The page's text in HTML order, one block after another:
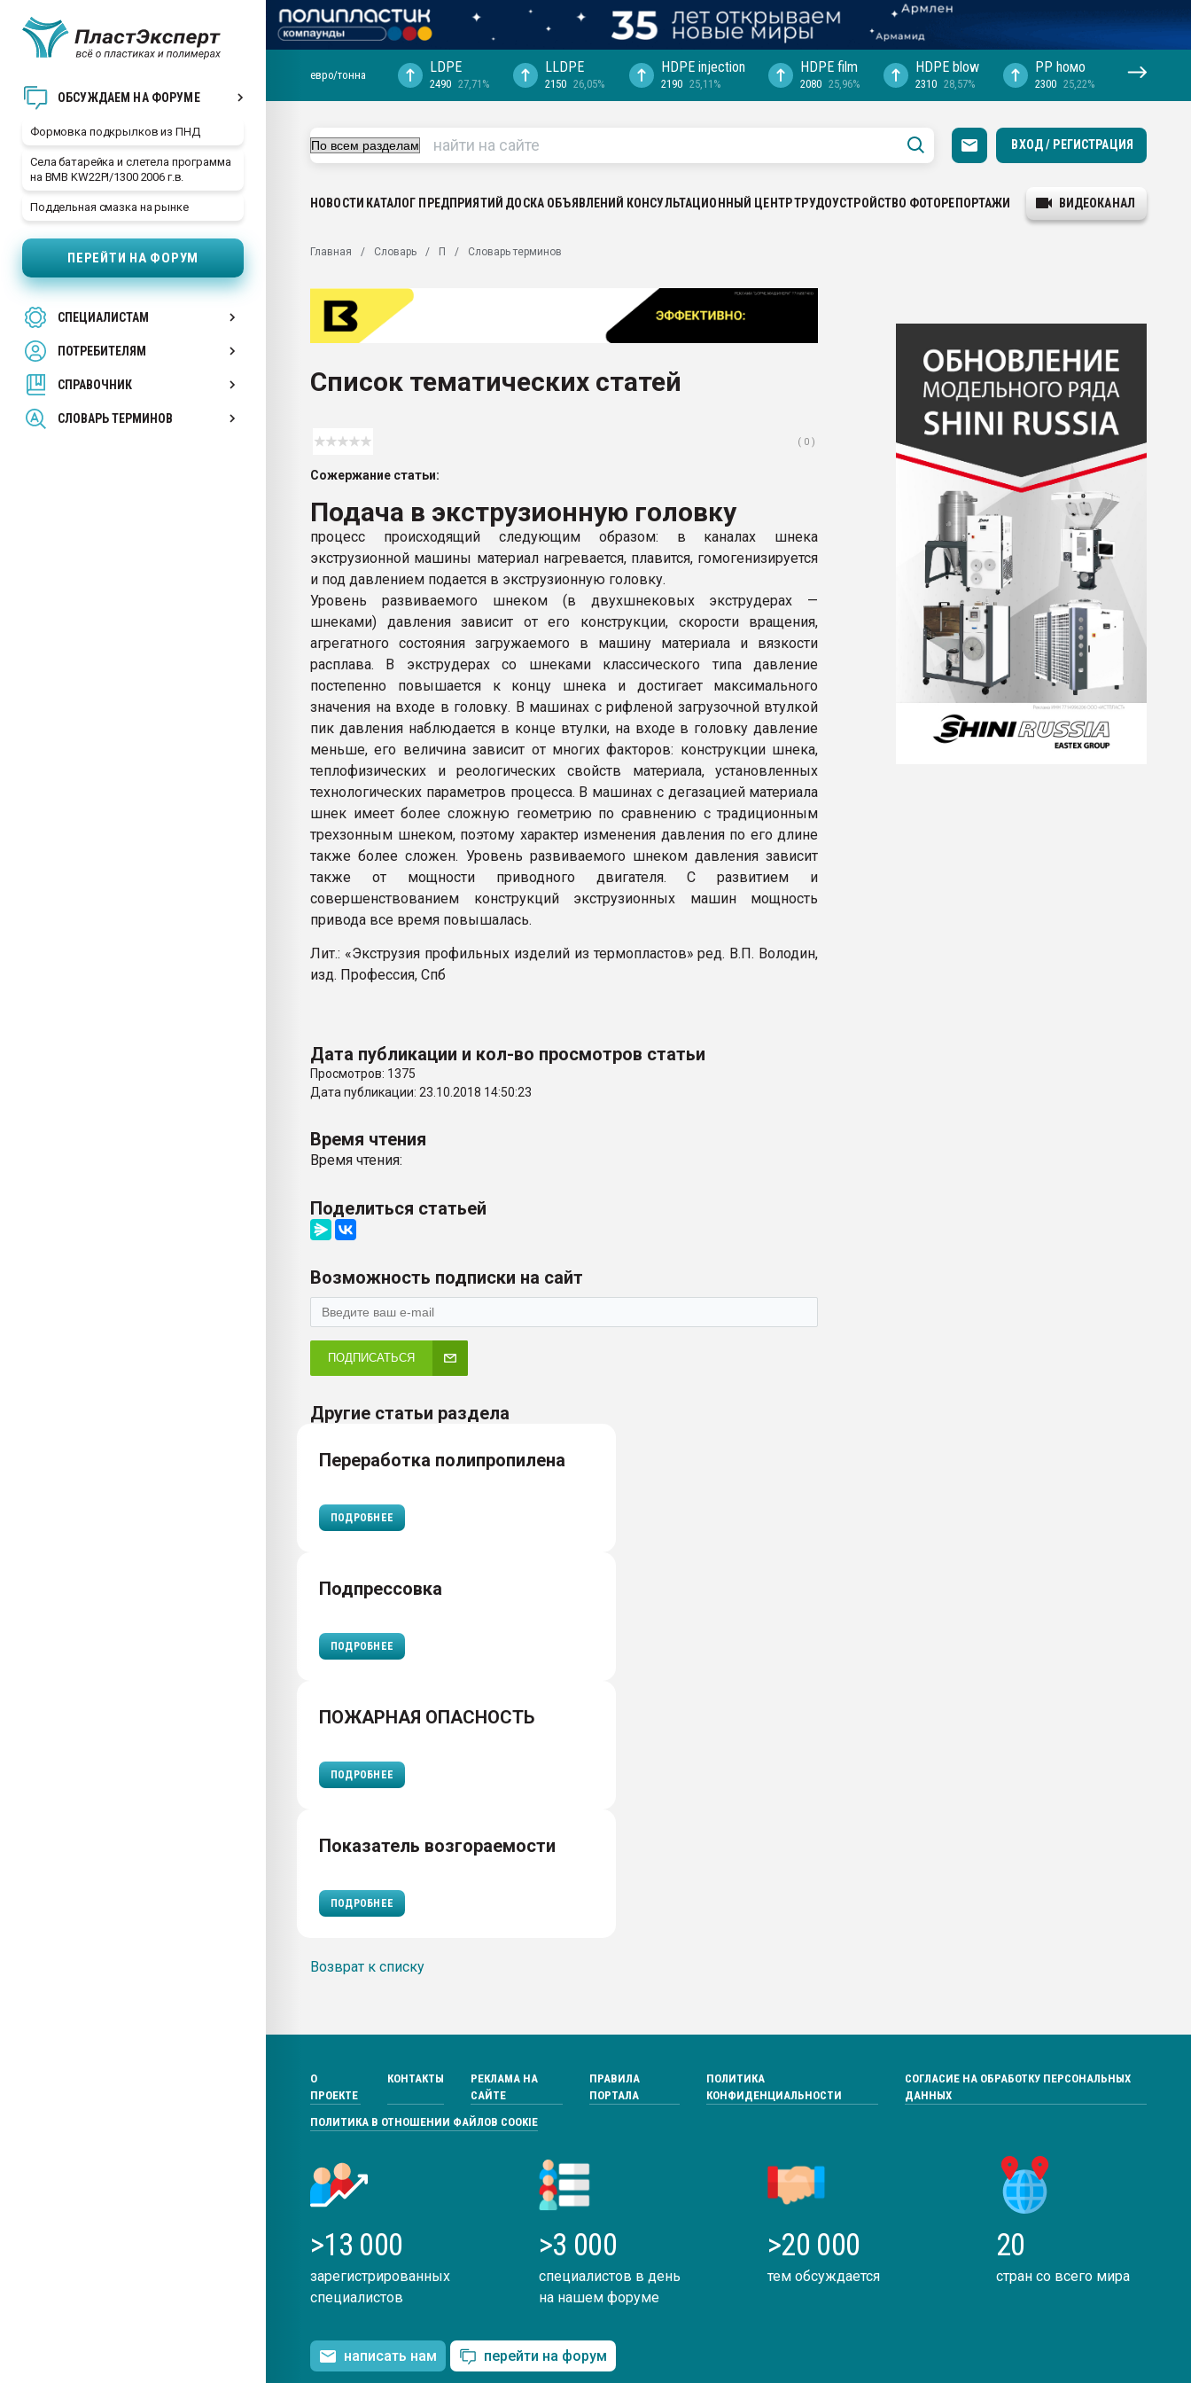
ОБСУЖДАЕМ НА ФОРУМЕ
Формовка подкрылков из ПНД
Села батарейка и слетела программа
на BMB KW22PI/1300 2006 г.в.
Поддельная смазка на рынке
ПЕРЕЙТИ НА ФОРУМ
СПЕЦИАЛИСТАМ
ПОТРЕБИТЕЛЯМ
СПРАВОЧНИК
СЛОВАРЬ ТЕРМИНОВ
29.07.2026 ФРП помог "Ижевскому
Вакуум-формовочные машины:
ближайшее подмосковье, с.-в.
28.07.2026 Автоматизация выходит на
первый план в переработке
ситуацией на строительном рынке
ПЕРЕЙТИ НА ФОРУМ
евро/тонна LDPE
2490 27,71%
LLDPE
2150 26,05%
HDPE injection
2190 25,11%
HDPE film
2080 25,96%
HDPE blow
2310 28,57%
PP hомо
2300 25,22%
ВХОД / РЕГИСТРАЦИЯ
НОВОСТИ КАТАЛОГ ПРЕДПРИЯТИЙ ДОСКА ОБЪЯВЛЕНИЙ КОНСУЛЬТАЦИОННЫЙ ЦЕНТРТРУДОУСТРОЙСТВО ФОТОРЕПОРТАЖИ ВИДЕОКАНАЛ
Главная Словарь П Словарь терминов
Список тематических статей
( 0 )
Сожержание статьи:
Подача в экструзионную головку
процесс происходящий следующим образом: в каналах шнека
экструзионной машины материал нагревается, плавится, гомогенизируется
и под давлением подается в экструзионную головку.
Уровень развиваемого шнеком (в двухшнековых экструдерах —
шнеками) давления зависит от его конструкции, скорости вращения,
агрегатного состояния загружаемого в машину материала и вязкости
расплава. В экструдерах со шнеками классического типа давление
постепенно повышается к концу шнека и достигает максимального
значения на входе в головку. В машинах с рифленой загрузочной втулкой
пик давления наблюдается в конце втулки, на входе в головку давление
меньше, его величина зависит от многих факторов: конструкции шнека,
теплофизических и реологических свойств материала, установленных
технологических параметров процесса. В машинах с дегазацией материала
шнек имеет более сложную геометрию по сравнению с традиционным
трехзонным шнеком, поэтому характер изменения давления по его длине
также более сложен. Уровень развиваемого шнеком давления зависит
также от мощности приводного двигателя. С развитием и
совершенствованием конструкций экструзионных машин мощность
привода все время повышалась.
Лит.: «Экструзия профильных изделий из термопластов» ред. В.П. Володин,
изд. Профессия, Спб
Дата публикации и кол-во просмотров статьи
Просмотров: 1375
Дата публикации: 23.10.2018 14:50:23
Время чтения
Время чтения:
Поделиться статьей
Возможность подписки на сайт
ПОДПИСАТЬСЯ
Другие статьи раздела
Переработка полипропилена
ПОДРОБНЕЕ
Подпрессовка
ПОДРОБНЕЕ
ПОЖАРНАЯ ОПАСНОСТЬ
ПОДРОБНЕЕ
Показатель возгораемости
ПОДРОБНЕЕ
Возврат к списку
О
ПРОЕКТЕ
КОНТАКТЫ
РЕКЛАМА НА
САЙТЕ
ПРАВИЛА
ПОРТАЛА
ПОЛИТИКА
КОНФИДЕНЦИАЛЬНОСТИ
СОГЛАСИЕ НА ОБРАБОТКУ ПЕРСОНАЛЬНЫХ
ДАННЫХ
ПОЛИТИКА В ОТНОШЕНИИ ФАЙЛОВ COOKIE
>13 000
зарегистрированных
специалистов
>3 000
специалистов в день
на нашем форуме
>20 000
тем обсуждается
20
стран со всего мира
написать нам перейти на форум